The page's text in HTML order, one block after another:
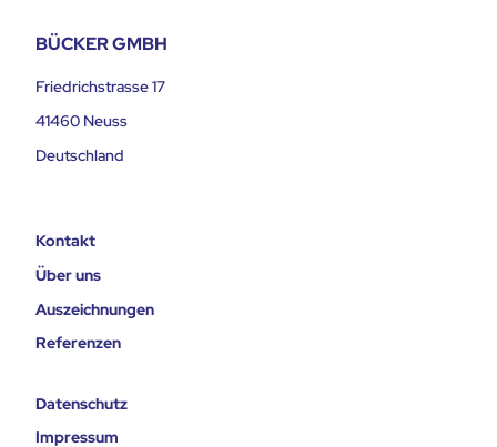
BÜCKER GMBH
Friedrichstrasse 17
41460 Neuss
Deutschland
Kontakt
Über uns
Auszeichnungen
Referenzen
Datenschutz
Impressum